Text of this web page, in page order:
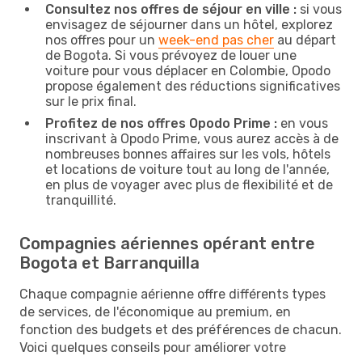
Consultez nos offres de séjour en ville : si vous
envisagez de séjourner dans un hôtel, explorez
nos offres pour un week-end pas cher au départ
de Bogota. Si vous prévoyez de louer une
voiture pour vous déplacer en Colombie, Opodo
propose également des réductions significatives
sur le prix final.
Profitez de nos offres Opodo Prime : en vous
inscrivant à Opodo Prime, vous aurez accès à de
nombreuses bonnes affaires sur les vols, hôtels
et locations de voiture tout au long de l'année,
en plus de voyager avec plus de flexibilité et de
tranquillité.
Compagnies aériennes opérant entre
Bogota et Barranquilla
Chaque compagnie aérienne offre différents types
de services, de l'économique au premium, en
fonction des budgets et des préférences de chacun.
Voici quelques conseils pour améliorer votre